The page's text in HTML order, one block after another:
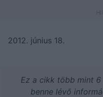
2012. június 18.
Ez a cikk több mint
benne lévő